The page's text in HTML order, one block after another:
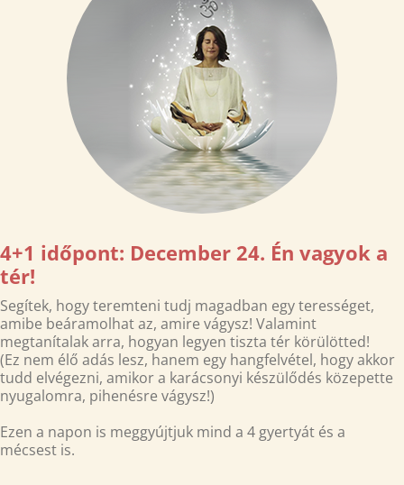
4+1 időpont: December 24. Én vagyok a
tér!
Segítek, hogy teremteni tudj magadban egy terességet,
amibe beáramolhat az, amire vágysz! Valamint
megtanítalak arra, hogyan legyen tiszta tér körülötted!
(Ez nem élő adás lesz, hanem egy hangfelvétel, hogy akkor
tudd elvégezni, amikor a karácsonyi készülődés közepette
nyugalomra, pihenésre vágysz!)
Ezen a napon is meggyújtjuk mind a 4 gyertyát és a
mécsest is.